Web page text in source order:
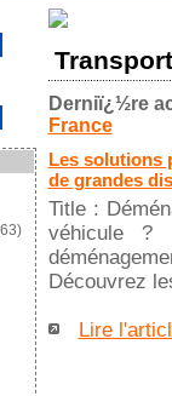
Derniï¿½re
France
Les solutions
de grandes
Title :
véhicule ?
Découvrez
Lire